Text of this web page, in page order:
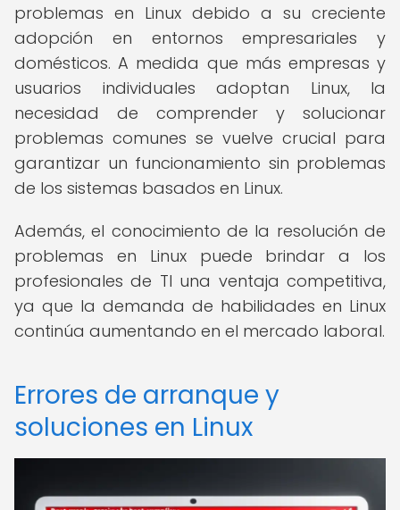
problemas en Linux debido a su creciente
adopción en entornos empresariales y
domésticos. A medida que más empresas y
usuarios individuales adoptan Linux, la
necesidad de comprender y solucionar
problemas comunes se vuelve crucial para
garantizar un funcionamiento sin problemas
de los sistemas basados en Linux.
Además, el conocimiento de la resolución de
problemas en Linux puede brindar a los
profesionales de TI una ventaja competitiva,
ya que la demanda de habilidades en Linux
continúa aumentando en el mercado laboral.
Errores de arranque y
soluciones en Linux